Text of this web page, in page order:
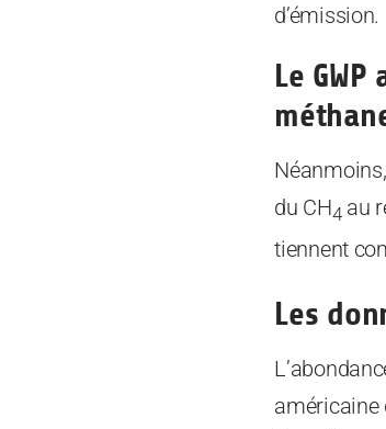
d’émission.
Le
du CH4 au
tiennent
Les
américaine